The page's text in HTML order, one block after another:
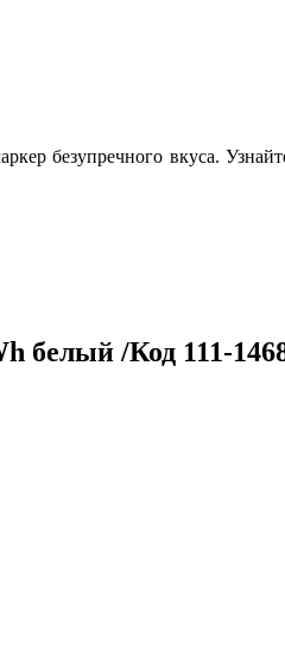
безупречного вкуса.
белый /Код 111-